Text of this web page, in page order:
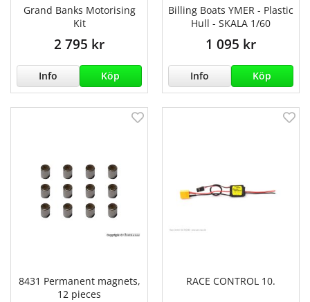
Grand Banks Motorising
Kit
2 795 kr
Info Köp
Billing Boats YMER - Plastic
Hull - SKALA 1/60
1 095 kr
Info Köp
8431 Permanent magnets,
12 pieces
RACE CONTROL 10.